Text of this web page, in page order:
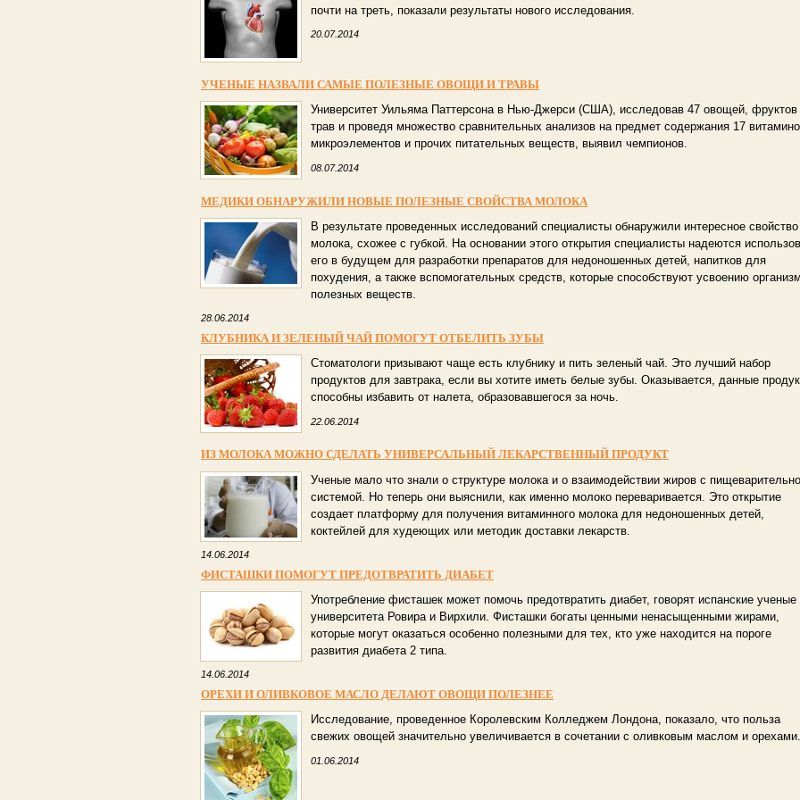
почти на треть, показали результаты нового исследования.
20.07.2014
УЧЕНЫЕ НАЗВАЛИ САМЫЕ ПОЛЕЗНЫЕ ОВОЩИ И ТРАВЫ
Университет Уильяма Паттерсона в Нью-Джерси (США), исследовав 47 овощей, фруктов
трав и проведя множество сравнительных анализов на предмет содержания 17
микроэлементов и прочих питательных веществ, выявил чемпионов.
08.07.2014
МЕДИКИ ОБНАРУЖИЛИ НОВЫЕ ПОЛЕЗНЫЕ СВОЙСТВА МОЛОКА
В результате проведенных исследований специалисты обнаружили интересное свойство
молока, схожее с губкой. На основании этого открытия специалисты надеются
его в будущем для разработки препаратов для недоношенных детей, напитков для
похудения, а также вспомогательных средств, которые способствуют усвоению
полезных веществ.
28.06.2014
КЛУБНИКА И ЗЕЛЕНЫЙ ЧАЙ ПОМОГУТ ОТБЕЛИТЬ ЗУБЫ
Стоматологи призывают чаще есть клубнику и пить зеленый чай. Это лучший набор
продуктов для завтрака, если вы хотите иметь белые зубы. Оказывается, данные
способны избавить от налета, образовавшегося за ночь.
22.06.2014
ИЗ МОЛОКА МОЖНО СДЕЛАТЬ УНИВЕРСАЛЬНЫЙ ЛЕКАРСТВЕННЫЙ ПРОДУКТ
Ученые мало что знали о структуре молока и о взаимодействии жиров с
системой. Но теперь они выяснили, как именно молоко переваривается. Это открытие
создает платформу для получения витаминного молока для недоношенных детей,
коктейлей для худеющих или методик доставки лекарств.
14.06.2014
ФИСТАШКИ ПОМОГУТ ПРЕДОТВРАТИТЬ ДИАБЕТ
Употребление фисташек может помочь предотвратить диабет, говорят испанские ученые
университета Ровира и Вирхили. Фисташки богаты ценными ненасыщенными жирами,
которые могут оказаться особенно полезными для тех, кто уже находится на пороге
развития диабета 2 типа.
14.06.2014
ОРЕХИ И ОЛИВКОВОЕ МАСЛО ДЕЛАЮТ ОВОЩИ ПОЛЕЗНЕЕ
Исследование, проведенное Королевским Колледжем Лондона, показало, что польза
свежих овощей значительно увеличивается в сочетании с оливковым маслом и орехами.
01.06.2014